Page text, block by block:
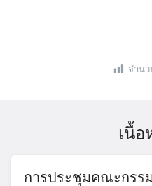
จำน
เนื้อ
การประชุมคณะกรร